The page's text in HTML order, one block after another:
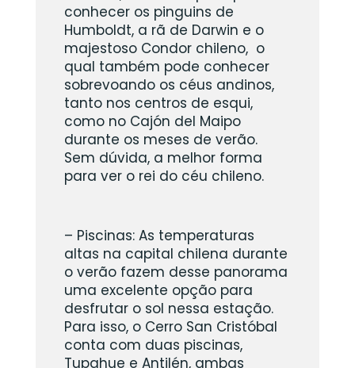
conhecer os pinguins de
Humboldt, a rã de Darwin e o
majestoso Condor chileno, o
qual também pode conhecer
sobrevoando os céus andinos,
tanto nos centros de esqui,
como no Cajón del Maipo
durante os meses de verão.
Sem dúvida, a melhor forma
para ver o rei do céu chileno.
– Piscinas: As temperaturas
altas na capital chilena durante
o verão fazem desse panorama
uma excelente opção para
desfrutar o sol nessa estação.
Para isso, o Cerro San Cristóbal
conta com duas piscinas,
Tupahue e Antilén, ambas